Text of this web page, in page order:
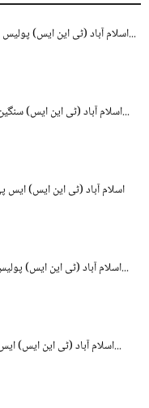
اسلام آباد (ٹی این ایس) پولیس نے مختلف علاقوں میں سرچ...
اسلام آباد (ٹی این ایس) سنگین جرائم میں ملوث 17 جرائم...
اسلام آباد (ٹی این ایس)
اسلام آباد (ٹی این ایس) پولیس کے سینئر افسران فیلڈ میں...
اسلام آباد (ٹی این ایس) ایس ایس پی آپریشنز اسلام آباد...